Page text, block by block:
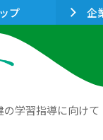
プ 企
学習指導に向けて